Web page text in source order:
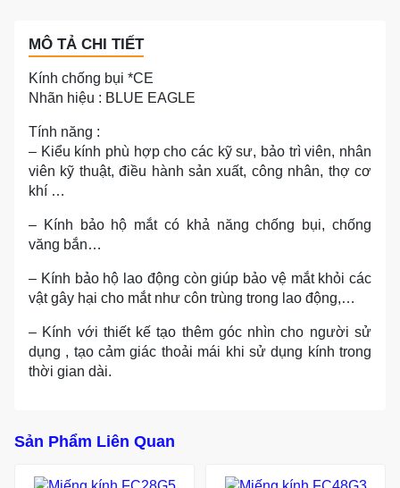
MÔ TẢ CHI TIẾT
Kính chống bụi *CE
Nhãn hiệu : BLUE EAGLE
Tính năng :
– Kiểu kính phù hợp cho các kỹ sư, bảo trì viên, nhân
viên kỹ thuật, điều hành sản xuất, công nhân, thợ cơ
khí …
– Kính bảo hộ mắt có khả năng chống bụi, chống
văng bắn…
– Kính bảo hộ lao động còn giúp bảo vệ mắt khỏi các
vật gây hại cho mắt như côn trùng trong lao động,…
– Kính với thiết kế tạo thêm góc nhìn cho người sử
dụng , tạo cảm giác thoải mái khi sử dụng kính trong
thời gian dài.
Sản Phẩm Liên Quan